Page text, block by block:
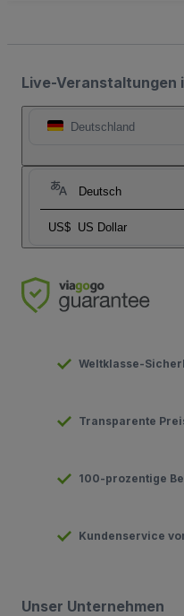
Live-Veranstaltungen
Deutschland
Deutsch
US$ US Dollar
Weltklasse-
Transparente
100-prozentige
Kundenservice
Unser Unternehmen